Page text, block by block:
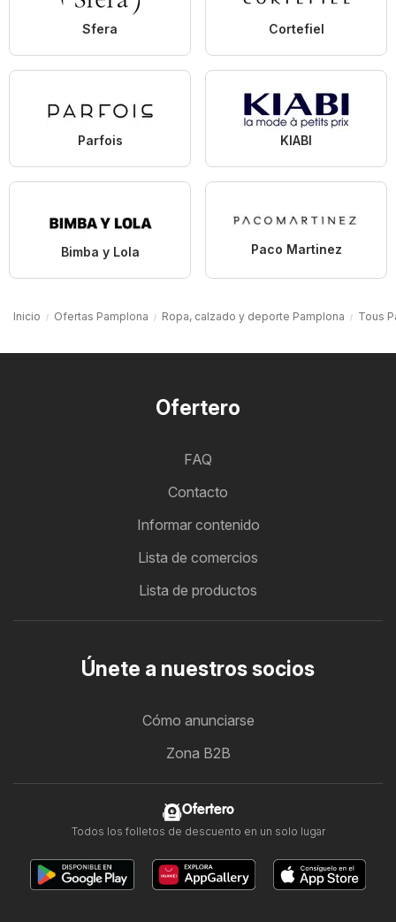
Sfera Cortefiel
Parfois KIABI
Bimba y Lola Paco Martinez
Inicio Ofertas Pamplona Ropa, calzado y deporte Pamplona Tous
Ofertero
FAQ
Contacto
Informar contenido
Lista de comercios
Lista de productos
Únete a nuestros socios
Cómo anunciarse
Zona B2B
Ofertero
Todos los folletos de descuento en un solo lugar